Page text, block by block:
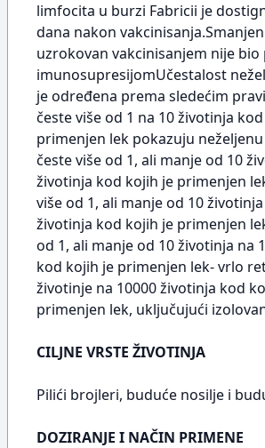
limfocita u burzi Fabricii je
dana nakon
uzrokovan vakcinisanjem nije bio
imunosupresijomUčestalost
je određena prema sledećim
česte više od 1 na 10 životinja
primenjen lek pokazuju
česte više od 1, ali manje od 10
životinja kod kojih je primenjen
više od 1, ali manje od 10
životinja kod kojih je primenjen
od 1, ali manje od 10 životinja na
kod kojih je primenjen lek- vrlo
životinje na 10000 životinja kod
primenjen lek, uključujući
CILJNE VRSTE ŽIVOTINJA
Pilići brojleri, buduće nosilje i
DOZIRANJE I NAČIN PRIMENE